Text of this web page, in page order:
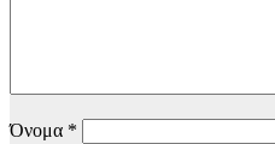
Όνομα *